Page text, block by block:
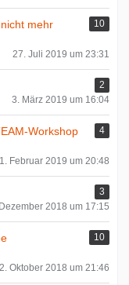
mehr
10
27. Juli 2019 um 23:31
2
3. März 2019 um 16:04
Workshop
4
Februar 2019 um 20:48
3
2018 um 17:15
10
Oktober 2018 um 21:46